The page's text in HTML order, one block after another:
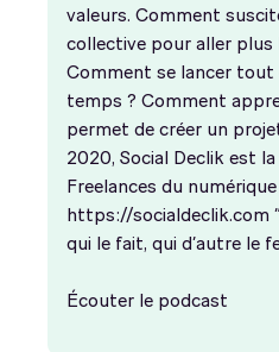
valeurs. Comment
collective pour aller plus
Comment se lancer tout
temps ? Comment
permet de créer un
2020, Social Declik est
Freelances du
https://socialdeclik.com
qui le fait, qui d’autre le
Écouter le podcast